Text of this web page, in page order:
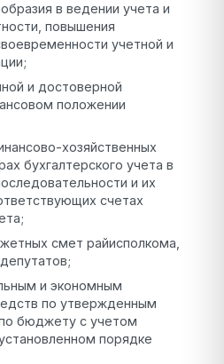
в ведении учета и
повышения
учетной и
и достоверной
положении
хозяйственных
бухгалтерского учета в
и их
счетах
смет райисполкома,
и экономным
по утвержденным
бюджету с учетом
порядке